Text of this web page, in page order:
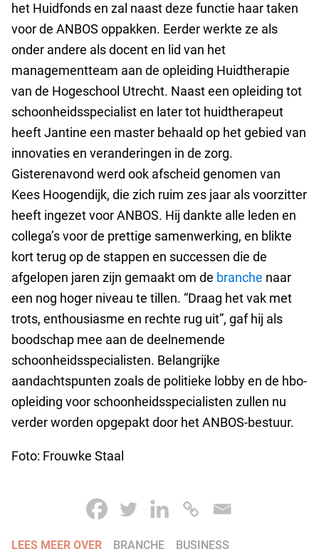
het Huidfonds en zal naast deze functie haar taken
voor de ANBOS oppakken. Eerder werkte ze als
onder andere als docent en lid van het
managementteam aan de opleiding Huidtherapie
van de Hogeschool Utrecht. Naast een opleiding tot
schoonheidsspecialist en later tot huidtherapeut
heeft Jantine een master behaald op het gebied van
innovaties en veranderingen in de zorg.
Gisterenavond werd ook afscheid genomen van
Kees Hoogendijk, die zich ruim zes jaar als voorzitter
heeft ingezet voor ANBOS. Hij dankte alle leden en
collega’s voor de prettige samenwerking, en blikte
kort terug op de stappen en successen die de
afgelopen jaren zijn gemaakt om de branche naar
een nog hoger niveau te tillen. “Draag het vak met
trots, enthousiasme en rechte rug uit”, gaf hij als
boodschap mee aan de deelnemende
schoonheidsspecialisten. Belangrijke
aandachtspunten zoals de politieke lobby en de hbo-
opleiding voor schoonheidsspecialisten zullen nu
verder worden opgepakt door het ANBOS-bestuur.
Foto: Frouwke Staal
LEES MEER OVER BRANCHE BUSINESS